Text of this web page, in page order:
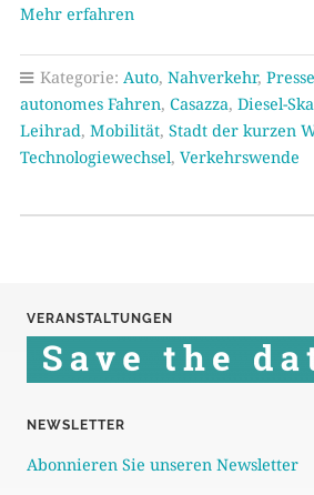
Mehr erfahren
Kategorie: Auto, Nahverkehr, Presse
autonomes Fahren, Casazza, Diesel-
Leihrad, Mobilität, Stadt der kurzen
Technologiewechsel, Verkehrswende
VERANSTALTUNGEN
NEWSLETTER
Abonnieren Sie unseren Newsletter